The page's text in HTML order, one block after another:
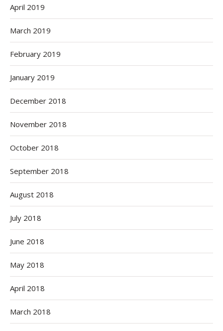
April 2019
March 2019
February 2019
January 2019
December 2018
November 2018
October 2018
September 2018
August 2018
July 2018
June 2018
May 2018
April 2018
March 2018